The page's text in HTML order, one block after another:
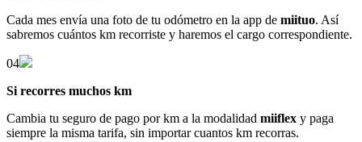
Cada mes envía una foto de tu odómetro en la app de miituo. Así
sabremos cuántos km recorriste y haremos el cargo correspondiente.
04
Si recorres muchos km
Cambia tu seguro de pago por km a la modalidad miiflex y paga
siempre la misma tarifa, sin importar cuantos km recorras.